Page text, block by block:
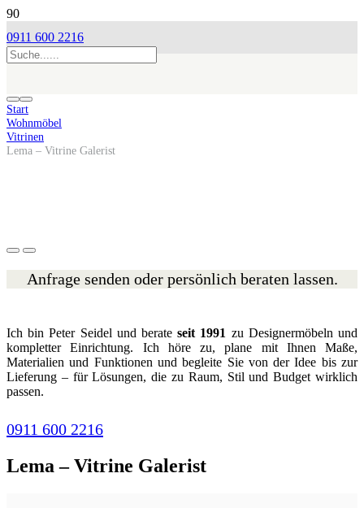
0911 600 2216
Start
Wohnmöbel
Vitrinen
Lema – Vitrine Galerist
Anfrage senden oder persönlich beraten lassen.
Ich bin Peter Seidel und berateseit 1991 zu Designermöbeln und
kompletter Einrichtung. Ich höre zu, plane mit Ihnen Maße,
Materialien und Funktionen und begleite Sie von der Idee bis zur
Lieferung – für Lösungen, die zu Raum, Stil und Budget wirklich
passen.
0911 600 2216
Lema – Vitrine Galerist